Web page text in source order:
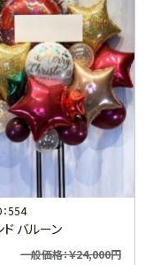
554
ド バルーン
一般価格：￥24,000円